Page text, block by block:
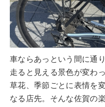
車ならあっという間に通
走ると見える景色が変わ
草花、季節ごとに表情を
なる店先。そんな佐賀の